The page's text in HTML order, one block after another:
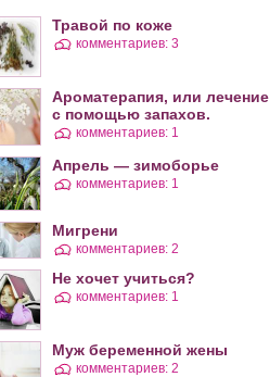
Травой по коже
комментариев: 3
Ароматерапия, или лечение
с помощью запахов.
комментариев: 1
Апрель — зимоборье
комментариев: 1
Мигрени
комментариев: 2
Не хочет учиться?
комментариев: 1
Муж беременной жены
комментариев: 2